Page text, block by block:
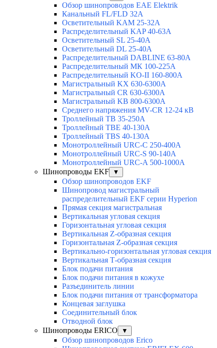
Обзор шинопроводов EAE Elektrik
Канальный FL/FLD 32A
Осветительный KAM 25-32А
Распределительный KAP 40-63A
Осветительный SL 25-40А
Осветительный DL 25-40А
Распределительный DABLINE 63-80A
Распределительный МК 100-225А
Распределительный KO-II 160-800А
Магистральный KX 630-6300А
Магистральный CR 630-6300А
Магистральный KB 800-6300А
Среднего напряжения MV-CR 12-24 кВ
Троллейный TB 35-250A
Троллейный TBE 40-130A
Троллейный TBS 40-130A
Монотроллейный URC-C 250-400A
Монотроллейный URC-S 90-140A
Монотроллейный URC-A 500-1000A
Шинопроводы EKF
▼
Обзор шинопроводов EKF
Шинопровод магистральный
распределительный EKF серии Hyperion
Прямая секция магистральная
Вертикальная угловая секция
Горизонтальная угловая секция
Вертикальная Z-образная секция
Горизонтальная Z-образная секция
Вертикально-горизонтальная угловая секция
Вертикальная Т-образная секция
Блок подачи питания
Блок подачи питания в кожухе
Разъединитель линии
Блок подачи питания от трансформатора
Концевая заглушка
Соединительный блок
Отводной блок
Шинопроводы ERICO
▼
Обзор шинопроводов Erico